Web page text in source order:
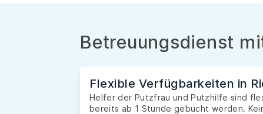
Betreuungsdienst
Flexible Verfügbarkeiten in
Helfer der Putzfrau und Putzhilfe sind
bereits ab 1 Stunde gebucht werden.